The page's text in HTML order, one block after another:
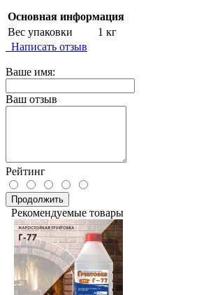
Основная информация
Вес упаковки
1 кг
Написать отзыв
Ваше имя:
Ваш отзыв
Рейтинг
Продолжить
Рекомендуемые товары